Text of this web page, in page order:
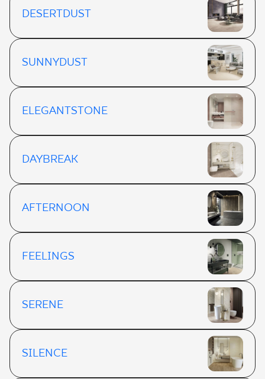
DESERTDUST
SUNNYDUST
ELEGANTSTONE
DAYBREAK
AFTERNOON
FEELINGS
SERENE
SILENCE